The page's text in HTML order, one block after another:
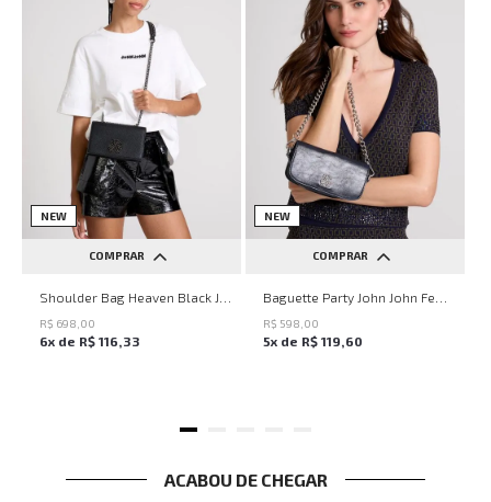
NEW
COMPRAR
UN
R$ 698 00
6x de R$ 116 33
NEW
COMPRAR
UN
R$ 598 00
5x de R$ 119 60
ACABOU DE CHEGAR